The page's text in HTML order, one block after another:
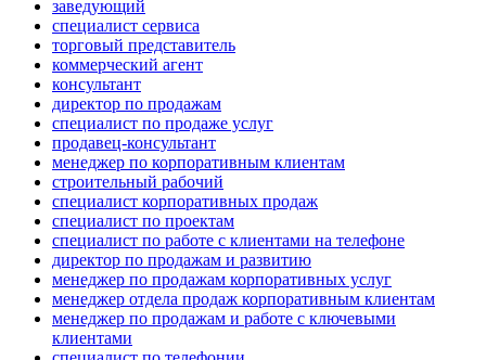
заведующий
специалист сервиса
торговый представитель
коммерческий агент
консультант
директор по продажам
специалист по продаже услуг
продавец-консультант
менеджер по корпоративным клиентам
строительный рабочий
специалист корпоративных продаж
специалист по проектам
специалист по работе с клиентами на телефоне
директор по продажам и развитию
менеджер по продажам корпоративных услуг
менеджер отдела продаж корпоративным клиентам
менеджер по продажам и работе с ключевыми
клиентами